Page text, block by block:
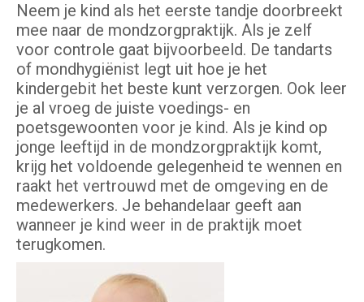
Neem je kind als het eerste tandje doorbreekt
mee naar de mondzorgpraktijk. Als je zelf
voor controle gaat bijvoorbeeld. De tandarts
of mondhygiënist legt uit hoe je het
kindergebit het beste kunt verzorgen. Ook leer
je al vroeg de juiste voedings- en
poetsgewoonten voor je kind. Als je kind op
jonge leeftijd in de mondzorgpraktijk komt,
krijg het voldoende gelegenheid te wennen en
raakt het vertrouwd met de omgeving en de
medewerkers. Je behandelaar geeft aan
wanneer je kind weer in de praktijk moet
terugkomen.